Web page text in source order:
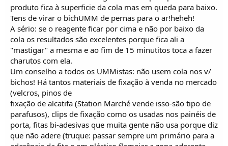
produto fica à superficie da cola mas em queda para baixo.
Tens de virar o bichUMM de pernas para o ar!heheh!
A sério: se o reagente ficar por cima e não por baixo da
cola os resultados são excelentes porque fica ali a
"mastigar" a mesma e ao fim de 15 minutitos toca a fazer
charutos com ela.
Um conselho a todos os UMMistas: não usem cola nos v/
bichos! Há tantos materiais de fixação à venda no mercado
(velcros, pinos de
fixação de alcatifa (Station Marché vende isso-são tipo de
parafusos), clips de fixação como os usadas nos painéis de
porta, fitas bi-adesivas que muita gente não usa porque diz
que não adere (truque: passar sempre um primário para a